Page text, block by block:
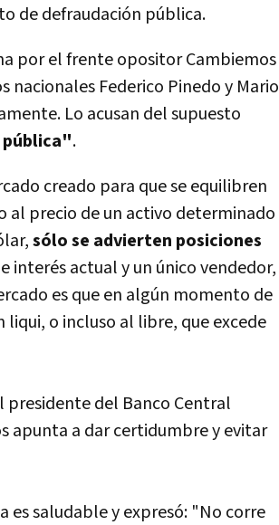
de defraudación pública.
por el frente opositor Cambiemos
nacionales Federico Pinedo y Mario
Lo acusan del supuesto
.
creado para que se equilibren
al precio de un activo determinado
sólo se advierten posiciones
interés actual y un único vendedor,
es que en algún momento de
o incluso al libre, que excede
presidente del Banco Central
apunta a dar certidumbre y evitar
es saludable y expresó: "No corre